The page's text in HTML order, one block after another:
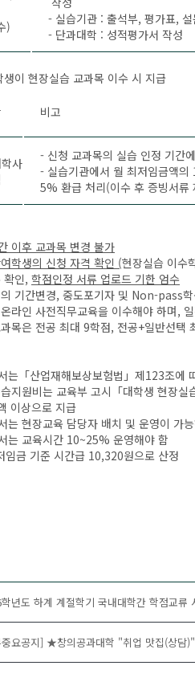
)
- 실습기관 : 출석부, 평가표,
- 단과대학 : 성적평가서 작성
이 현장실습 교과목 이수 시 지급
비고
사
- 신청 교과목의 실습 인정 기간
- 실습기관에서 월 최저임금액
5% 환급 처리(이수 후 증빙서류
이후 교과목 변경 불가
학생의 신청 자격 확인 (현장실습 이수
인, 학점인정 서류 업로드 기한 엄수
기간변경, 중도포기자 및 Non-pass
라인 사전직무교육을 이수해야 하며,
목은 전공 최대 9학점, 전공+일반선택
는「산업재해보상보험법」제123조에
지원비는 교육부 고시「대학생 현장실
상으로 지급
는 현장교육 담당자 배치 및 운영이 가
는 교육시간 10~25% 운영해야 함
금 기준 시간급 10,320원으로 산정
년도 하계 계절학기 국내대학간 학점교류
중요공지] ★창의공과대학 "취업 맛집(상담